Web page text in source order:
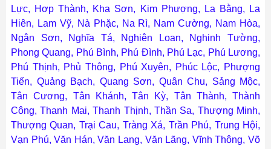
Lực, Hơp Thành, Kha Sơn, Kim Phượng, La Bằng, La
Hiên, Lam Vỹ, Nà Phặc, Na Rì, Nam Cường, Nam Hòa,
Ngân Sơn, Nghĩa Tá, Nghiên Loan, Nghinh Tường,
Phong Quang, Phú Bình, Phú Đình, Phú Lạc, Phú Lương,
Phú Thịnh, Phủ Thông, Phú Xuyên, Phúc Lộc, Phượng
Tiến, Quảng Bạch, Quang Sơn, Quân Chu, Sảng Mộc,
Tân Cương, Tân Khánh, Tân Kỳ, Tân Thành, Thành
Công, Thanh Mai, Thanh Thịnh, Thần Sa, Thượng Minh,
Thượng Quan, Trại Cau, Tràng Xá, Trần Phú, Trung Hội,
Vạn Phú, Văn Hán, Văn Lang, Văn Lãng, Vĩnh Thông, Võ